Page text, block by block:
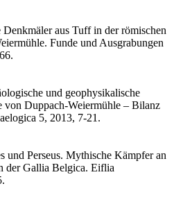
aus Tuff in der römischen
Funde und Ausgrabungen
und geophysikalische
von Duppach-Weiermühle – Bilanz
5, 2013, 7-21.
und Perseus. Mythische Kämpfer an
der Gallia Belgica. Eiflia